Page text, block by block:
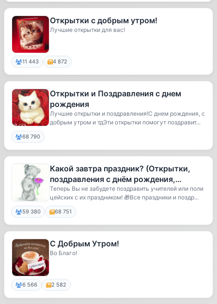
Открытки с добрым утром!
Лучшие открытки для вас!
11 443 4 872
Открытки и Поздравления с днем
рождения
Лучшие открытки и поздравления!С днем рождения, с
добрым утром и тдЭти открытки помогут поздравит...
68 790
Какой завтра праздник? (Открытки,
поздравления с днём рождения,
свадьбы, доброе утро, признания, с н
Теперь Вы не забудете поздравить учителей или поли
цейских с их праздником! 🎁Все праздники и поздр...
59 380 68 751
С Добрым Утром!
Во Благо!
6 566 2 582